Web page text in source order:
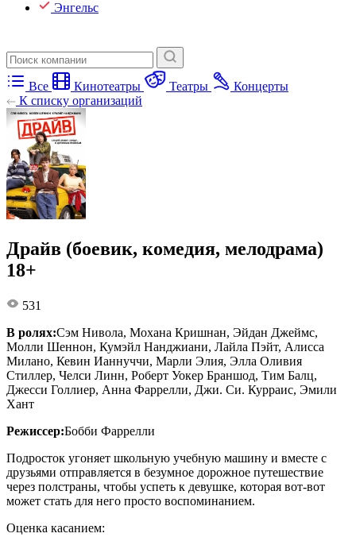
Энгельс
Все Кинотеатры Театры
Концерты
К списку организаций
Драйв (боевик, комедия, мелодрама)
18+
531
В ролях:Сэм Нивола, Мохана Кришнан, Эйдан Джеймс,
Молли Шеннон, Кумэйл Нанджиани, Лайла Пэйт, Алисса
Милано, Кевин Ианнуччи, Марли Элия, Элла Оливия
Стиллер, Челси Линн, Роберт Уокер Браншод, Тим Балц,
Джесси Голлиер, Анна Фаррелли, Джи. Си. Курраис, Эмили
Хант
Режиссер:Бобби Фаррелли
Подросток угоняет школьную учебную машину и вместе с
друзьями отправляется в безумное дорожное путешествие
через полстраны, чтобы успеть к девушке, которая вот-вот
может стать для него просто воспоминанием.
Оценка касанием: